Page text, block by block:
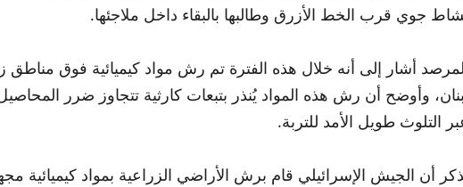
جوي قرب الخط الأزرق وطالبها بالبقاء داخل ملاجئها.
أشار إلى أنه خلال هذه الفترة تم رش مواد كيميائية فوق
وأوضح أن رش هذه المواد يُنذر بتبعات كارثية تتجاوز ضرر
التلوث طويل الأمد للتربة.
أن الجيش الإسرائيلي قام برش الأراضي الزراعية بمواد كيميائية